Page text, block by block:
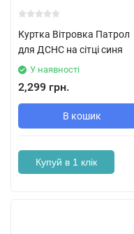
Куртка Вітровка Патрол
для ДСНС на сітці синя
У наявності
2,299 грн.
В кошик
Купуй в 1 клік